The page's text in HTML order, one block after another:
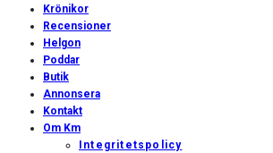
Krönikor
Recensioner
Helgon
Poddar
Butik
Annonsera
Kontakt
Om Km
Integritetspolicy